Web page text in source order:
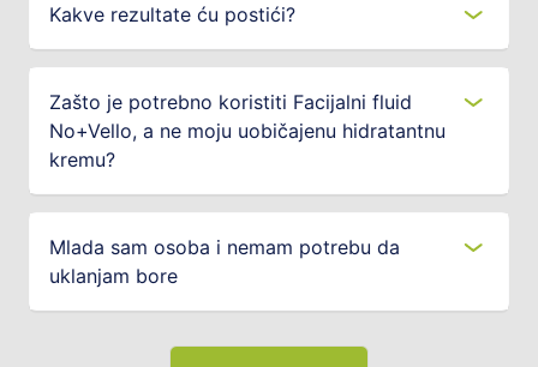
Kakve rezultate ću postići?
Zašto je potrebno koristiti Facijalni fluid
No+Vello, a ne moju uobičajenu hidratantnu
kremu?
Mlada sam osoba i nemam potrebu da
uklanjam bore